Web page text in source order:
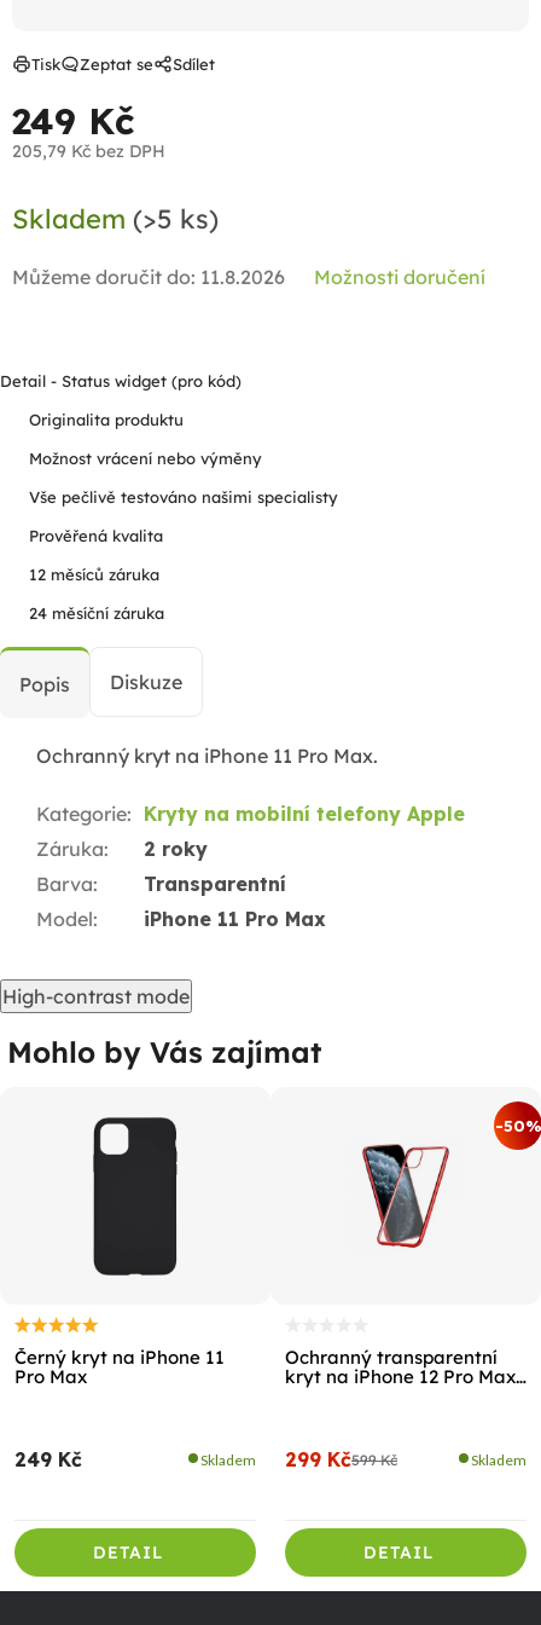
249 Kč
205,79 Kč bez DPH
cena:
Skladem (>5 ks)
Můžeme doručit do: 11.8.2026 Možnosti doručení
Tisk Zeptat se Sdílet
Detail - Status widget (pro kód)
Originalita produktu
Možnost vrácení nebo výměny
Vše pečlivě testováno našimi specialisty
Prověřená kvalita
12 měsíců záruka
24 měsíční záruka
Popis Diskuze
Ochranný kryt na iPhone 11 Pro Max.
Kategorie: Kryty na mobilní telefony Apple
Záruka:
2 roky
Barva:
Transparentní
Model: iPhone 11 Pro Max
High-contrast mode
Mohlo by Vás zajímat
Černý kryt na iPhone 11
Pro Max
249 Kč Skladem
DETAIL
-50%
Ochranný transparentní
kryt na iPhone 12 Pro Max
599 Kč
299 Kč Skladem
DETAIL